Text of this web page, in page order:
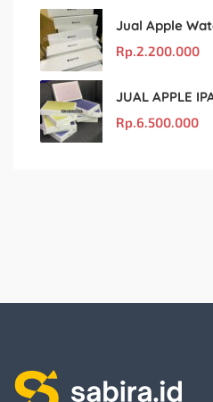
Rp.2.200.000
Rp.6.500.000